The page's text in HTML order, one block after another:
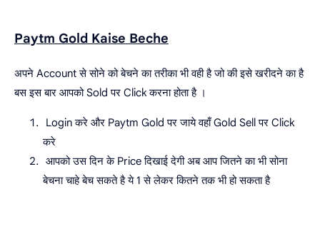
Paytm Gold Kaise Beche
अपने Account से सोने को बेचने का तरीका भी वही है जो की इसे खरीदने का है
बस इस बार आपको Sold पर Click करना होता है ।
Login करे और Paytm Gold पर जाये वहाँ Gold Sell पर Click
करे
आपको उस दिन के Price दिखाई देगी अब आप जितने का भी सोना
बेचना चाहे बेच सकते है ये 1 से लेकर कितने तक भी हो सकता है